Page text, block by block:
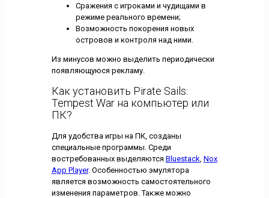
Сражения с игроками и чудищами в
режиме реального времени;
Возможность покорения новых
островов и контроля над ними.
Из минусов можно выделить периодически
появляющуюся рекламу.
Как установить Pirate Sails:
Tempest War на компьютер или
ПК?
Для удобства игры на ПК, созданы
специальные программы. Среди
востребованных выделяются Bluestack Nox
App Player. Особенностью эмулятора
является возможность самостоятельного
изменения параметров. Также можно